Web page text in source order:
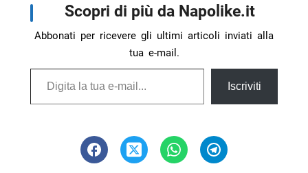
Scopri di più da Napolike.it
Abbonati per ricevere gli ultimi articoli inviati alla
tua e-mail.
Digita la tua e-mail...
Iscriviti